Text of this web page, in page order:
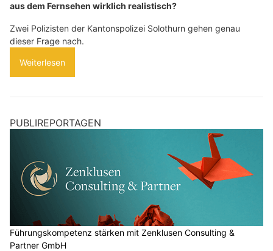
aus dem Fernsehen wirklich realistisch?
Zwei Polizisten der Kantonspolizei Solothurn gehen genau
dieser Frage nach.
Weiterlesen
PUBLIREPORTAGEN
Führungskompetenz stärken mit Zenklusen Consulting &
Partner GmbH